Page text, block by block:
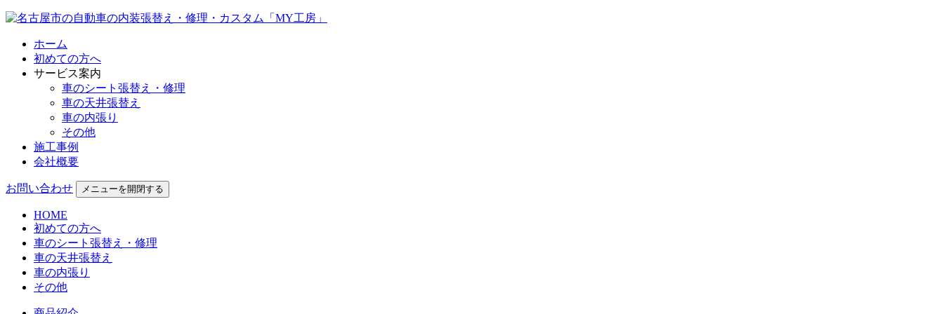
ホーム
初めての方へ
サービス案内
車のシート張替え・修理
車の天井張替え
車の内張り
その他
施工事例
会社概要
お問い合わせ メニューを開閉する
HOME
初めての方へ
車のシート張替え・修理
車の天井張替え
車の内張り
その他